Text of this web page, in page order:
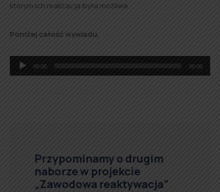
którym ich realizacja była możliwa.
Poniżej całość wywiadu.
Odtwarzacz
plików
00:00 00:00
Przypominamy o drugim
naborze w projekcie
„Zawodowa reaktywacja”